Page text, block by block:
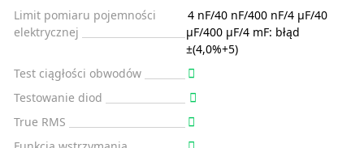
Limit pomiaru pojemności
elektrycznej
4 nF/40 nF/400 nF/4 μF/40
μF/400 μF/4 mF: błąd
±(4,0%+5)
Test ciągłości obwodów
Testowanie diod
True RMS